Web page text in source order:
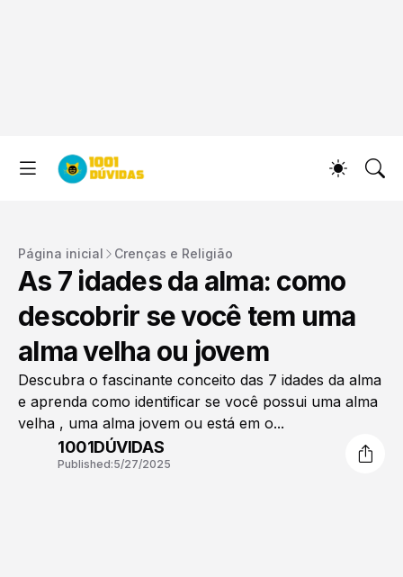
Página inicial Crenças e Religião
As 7 idades da alma: como
descobrir se você tem uma
alma velha ou jovem
Descubra o fascinante conceito das 7 idades da alma
e aprenda como identificar se você possui uma alma
velha , uma alma jovem ou está em o...
1001DÚVIDAS
Published:5/27/2025